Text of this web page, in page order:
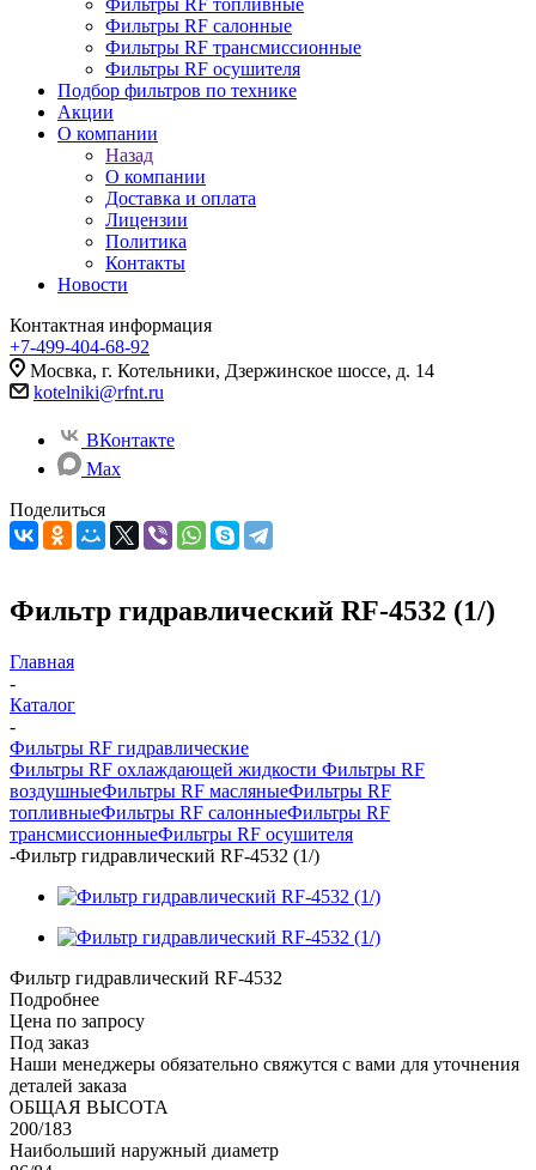
Фильтры RF топливные
Фильтры RF салонные
Фильтры RF трансмиссионные
Фильтры RF осушителя
Подбор фильтров по технике
Акции
О компании
Назад
О компании
Доставка и оплата
Лицензии
Политика
Контакты
Новости
Контактная информация
+7-499-404-68-92
Мосвка, г. Котельники, Дзержинское шоссе, д. 14
kotelniki@rfnt.ru
ВКонтакте
Max
Поделиться
Фильтр гидравлический RF-4532 (1/)
Главная
-
Каталог
-
Фильтры RF гидравлические
Фильтры RF охлаждающей жидкости Фильтры RF
воздушныеФильтры RF масляныеФильтры RF
топливныеФильтры RF салонныеФильтры RF
трансмиссионныеФильтры RF осушителя
-Фильтр гидравлический RF-4532 (1/)
Фильтр гидравлический RF-4532
Подробнее
Цена по запросу
Под заказ
Наши менеджеры обязательно свяжутся с вами для уточнения
деталей заказа
ОБЩАЯ ВЫСОТА
200/183
Наибольший наружный диаметр